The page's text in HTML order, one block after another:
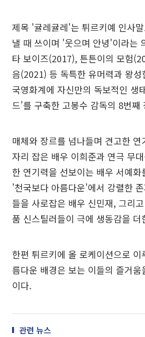
제목 '귤레귤레'는 튀르키예 인사
낼 때 쓰이며 '웃으며 안녕'이라는
타 보이즈(2017), 튼튼이의 모험
음(2021) 등 독특한 유머력과 왕
국영화계에 자신만의 독보적인 생
드'를 구축한 고봉수 감독의 8번째
매체와 장르를 넘나들며 견고한 연
자리 잡은 배우 이희준과 연극 무
한 연기력을 선보이는 배우 서예
'천국보다 아름다운'에서 강렬한
들을 사로잡은 배우 신민재, 그리
품 신스틸러들이 극에 생동감을 더
한편 튀르키에 올 로케이션으로
름다운 배경은 보는 이들의 즐거움
이다.
관련 뉴스